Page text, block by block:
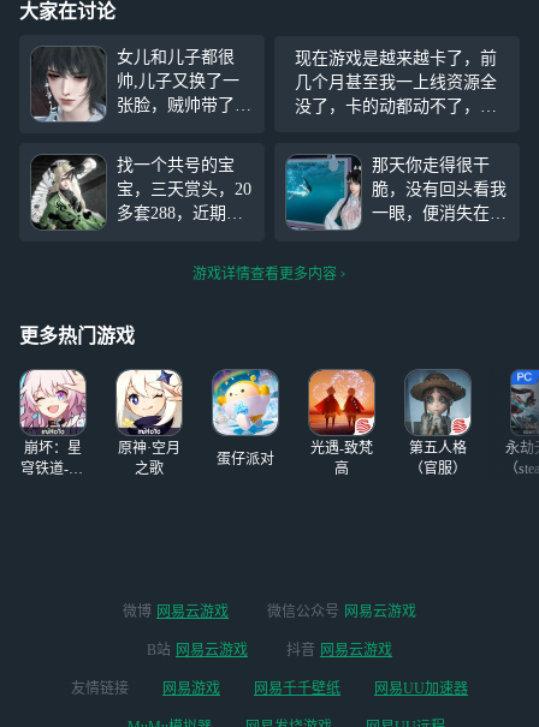
大家在讨论
女儿和儿子都很
帅,儿子又换了一
张脸，贼帅带了点
有点狐狸危险的味
道，女儿依然是那
张帅帅的小脸 下
次拍儿子清晰的脸
现在游戏是越来越卡了，前
几个月甚至我一上线资源全
没了，卡的动都动不了，我
几个意思
找一个共号的宝
宝，三天赏头，20
多套288，近期除2
每天只需要给三个
号做日课l每周风
受正太捏脸的宝宝
到周五随便玩，周
六周日会上线玩玩
换装扮之类的，介
意
那天你走得很干
脆，没有回头看我
一眼，便消失在了
游戏详情查看更多内容
更多热门游戏
崩坏：星
穹铁道-4.4
原神·空月
之歌
蛋仔派对
光遇-致梵
高
第五人格
（官服）
永劫
（
微博 网易云游戏 微信公众号 网易云游戏
B站 网易云游戏 抖音 网易云游戏
友情链接 网易游戏 网易千千壁纸 网易UU加速器